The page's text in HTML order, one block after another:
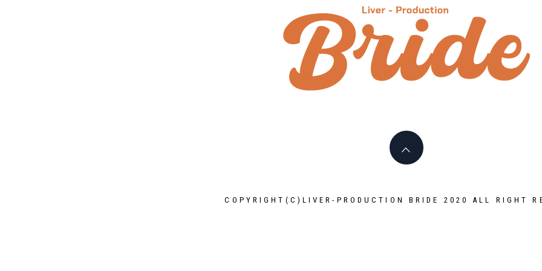
COPYRIGHT(C)LIVER-PRODUCTION BRIDE 2020 ALL RIGHT